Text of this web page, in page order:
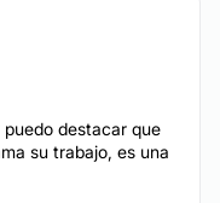
destacar que
su trabajo, es una